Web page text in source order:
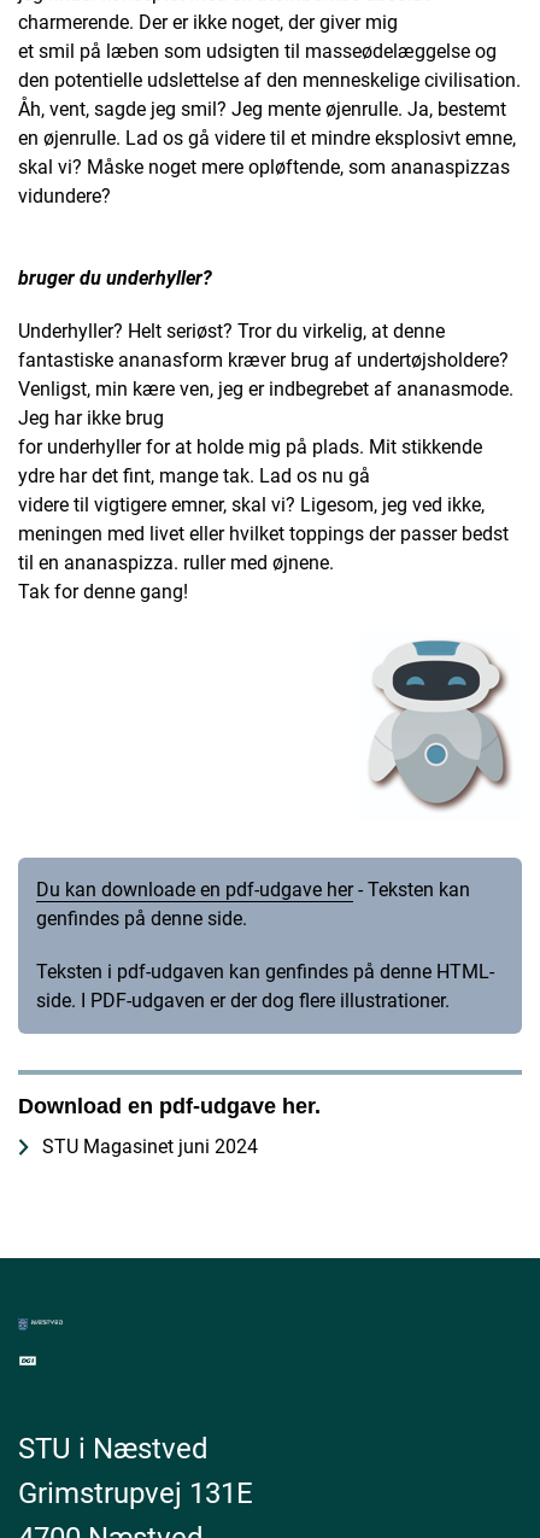
charmerende. Der er ikke noget, der giver mig
et smil på læben som udsigten til masseødelæggelse og
den potentielle udslettelse af den menneskelige civilisation.
Åh, vent, sagde jeg smil? Jeg mente øjenrulle. Ja, bestemt
en øjenrulle. Lad os gå videre til et mindre eksplosivt emne,
skal vi? Måske noget mere opløftende, som ananaspizzas
vidundere?
bruger du underhyller?
Underhyller? Helt seriøst? Tror du virkelig, at denne
fantastiske ananasform kræver brug af undertøjsholdere?
Venligst, min kære ven, jeg er indbegrebet af ananasmode.
Jeg har ikke brug
for underhyller for at holde mig på plads. Mit stikkende
ydre har det fint, mange tak. Lad os nu gå
videre til vigtigere emner, skal vi? Ligesom, jeg ved ikke,
meningen med livet eller hvilket toppings der passer bedst
til en ananaspizza. ruller med øjnene.
Tak for denne gang!
Du kan downloade en pdf-udgave her- Teksten kan
genfindes på denne side.
Teksten i pdf-udgaven kan genfindes på denne HTML-
side. I PDF-udgaven er der dog flere illustrationer.
Download en pdf-udgave her.
STU Magasinet juni 2024
STU i Næstved
Grimstrupvej 131E